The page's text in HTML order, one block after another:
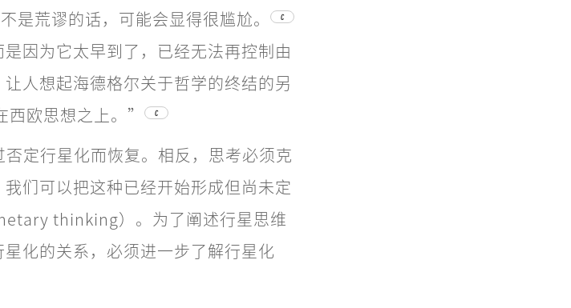
是荒谬的话，可能会显得很尴尬。
C
因为它太早到了，已经无法再控制由
人想起海德格尔关于哲学的终结的另
西欧思想之上。”
C
定行星化而恢复。相反，思考必须克
们可以把这种已经开始形成但尚未定
thinking）。为了阐述行星思维
化的关系，必须进一步了解行星化